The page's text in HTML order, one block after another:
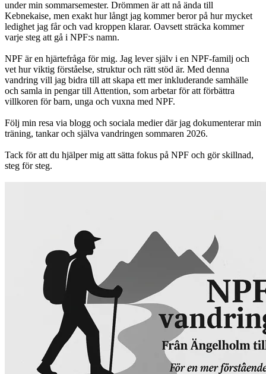
under min sommarsemester. Drömmen är att nå ända till
Kebnekaise, men exakt hur långt jag kommer beror på hur mycket
ledighet jag får och vad kroppen klarar. Oavsett sträcka kommer
varje steg att gå i NPF:s namn.
NPF är en hjärtefråga för mig. Jag lever själv i en NPF-familj och
vet hur viktig förståelse, struktur och rätt stöd är. Med denna
vandring vill jag bidra till att skapa ett mer inkluderande samhälle
och samla in pengar till Attention, som arbetar för att förbättra
villkoren för barn, unga och vuxna med NPF.
Följ min resa via blogg och sociala medier där jag dokumenterar min
träning, tankar och själva vandringen sommaren 2026.
Tack för att du hjälper mig att sätta fokus på NPF och gör skillnad,
steg för steg.